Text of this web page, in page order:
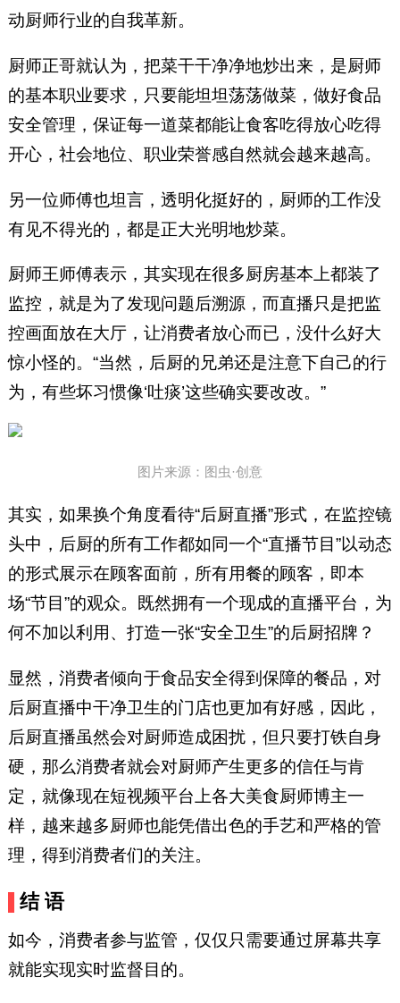
动厨师行业的自我革新。
厨师正哥就认为，把菜干干净净地炒出来，是厨师
的基本职业要求，只要能坦坦荡荡做菜，做好食品
安全管理，保证每一道菜都能让食客吃得放心吃得
开心，社会地位、职业荣誉感自然就会越来越高。
另一位师傅也坦言，透明化挺好的，厨师的工作没
有见不得光的，都是正大光明地炒菜。
厨师王师傅表示，其实现在很多厨房基本上都装了
监控，就是为了发现问题后溯源，而直播只是把监
控画面放在大厅，让消费者放心而已，没什么好大
惊小怪的。“当然，后厨的兄弟还是注意下自己的行
为，有些坏习惯像‘吐痰’这些确实要改改。”
图片来源：图虫·创意
其实，如果换个角度看待“后厨直播”形式，在监控镜
头中，后厨的所有工作都如同一个“直播节目”以动态
的形式展示在顾客面前，所有用餐的顾客，即本
场“节目”的观众。既然拥有一个现成的直播平台，为
何不加以利用、打造一张“安全卫生”的后厨招牌？
显然，消费者倾向于食品安全得到保障的餐品，对
后厨直播中干净卫生的门店也更加有好感，因此，
后厨直播虽然会对厨师造成困扰，但只要打铁自身
硬，那么消费者就会对厨师产生更多的信任与肯
定，就像现在短视频平台上各大美食厨师博主一
样，越来越多厨师也能凭借出色的手艺和严格的管
理，得到消费者们的关注。
结 语
如今，消费者参与监管，仅仅只需要通过屏幕共享
就能实现实时监督目的。